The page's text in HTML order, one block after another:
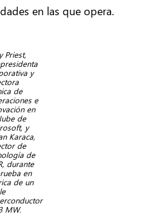
en las que opera.
Priest,
y
de
e
en
de
y
Karaca,
de
de
durante
en
de un
MW.